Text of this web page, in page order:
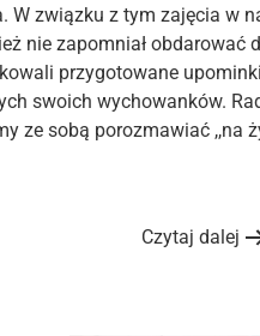
W związku z tym zajęcia w
nie zapomniał obdarować
przygotowane
swoich wychowanków.
ze sobą porozmawiać ,,na
Czytaj dalej